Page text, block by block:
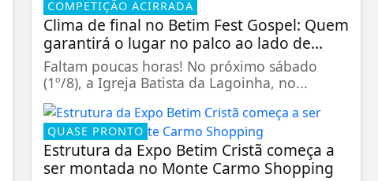
COMPETIÇÃO ACIRRADA
Clima de final no Betim Fest Gospel: Quem
garantirá o lugar no palco ao lado de...
Faltam poucas horas! No próximo sábado
(1º/8), a Igreja Batista da Lagoinha, no...
QUASE PRONTO
Estrutura da Expo Betim Cristã começa a
ser montada no Monte Carmo Shopping